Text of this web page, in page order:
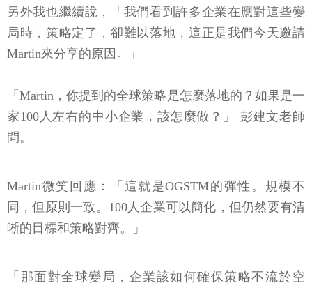
另外我也繼續說，「我們看到許多企業在應對這些變
局時，策略定了，卻難以落地，這正是我們今天邀請
Martin來分享的原因。」
「Martin，你提到的全球策略是怎麼落地的？如果是一
家100人左右的中小企業，該怎麼做？」 彭建文老師
問。
Martin微笑回應：「這就是OGSTM的彈性。規模不
同，但原則一致。100人企業可以簡化，但仍然要有清
晰的目標和策略對齊。」
「那面對全球變局，企業該如何確保策略不流於空